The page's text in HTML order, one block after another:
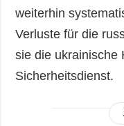
weiterhin
Verluste für die
sie die ukrainische
Sicherheitsdienst.